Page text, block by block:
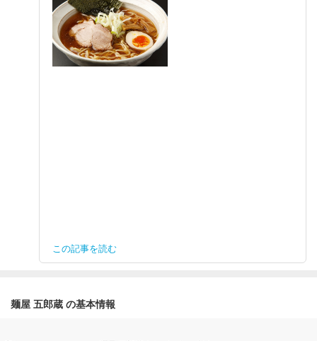
この記事を読む
麺屋 五郎蔵 の基本情報